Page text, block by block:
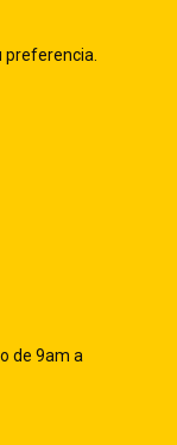
preferencia.
de 9am a